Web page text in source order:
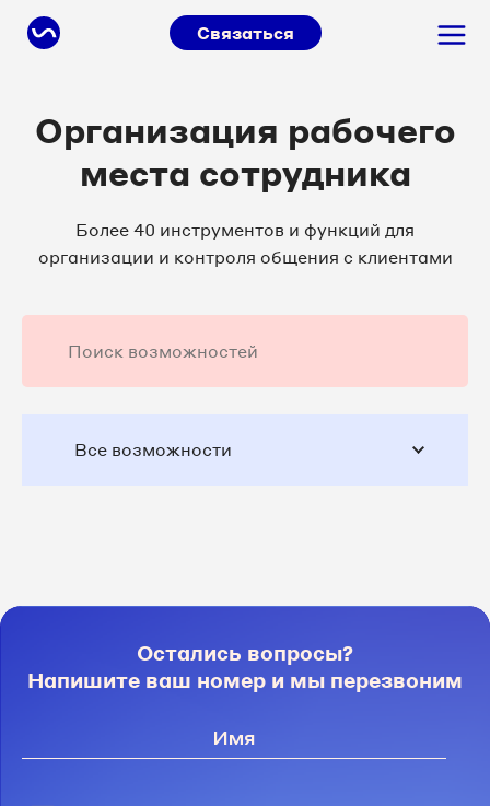
Связаться
Организация рабочего
места сотрудника
Более 40 инструментов и функций для
организации и контроля общения с клиентами
Все возможности
Остались вопросы?
Напишите ваш номер и мы перезвоним